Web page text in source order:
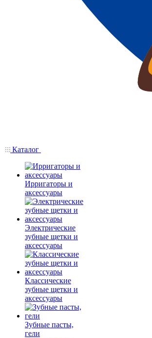
Каталог
Ирригаторы и
аксессуары
Электрические
зубные щетки и
аксессуары
Классические
зубные щетки и
аксессуары
Зубные пасты,
гели